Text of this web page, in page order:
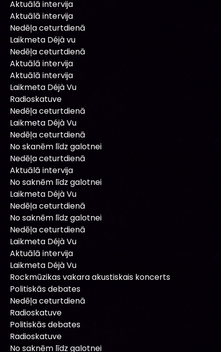
Aktuālā intervija
Aktuālā intervija
Nedēļa ceturtdienā
Laikmeta Déjà vu
Nedēļa ceturtdienā
Aktuālā intervija
Aktuālā intervija
Laikmeta Déjà Vu
Radioskatuve
Nedēļa ceturtdienā
Laikmeta Déjà Vu
Nedēļa ceturtdienā
No skanēm līdz galotnei
Nedēļa ceturtdienā
Aktuālā intervija
No saknēm līdz galotnei
Laikmeta Déjà Vu
Nedēļa ceturtdienā
No saknēm līdz galotnei
Nedēļa ceturtdienā
Laikmeta Déjà Vu
Aktuālā intervija
Laikmeta Déjà Vu
Rockmūzikas vakara akustiskais koncerts
Politiskās debates
Nedēļa ceturtdienā
Radioskatuve
Politiskās debates
Radioskatuve
No saknēm līdz galotnei